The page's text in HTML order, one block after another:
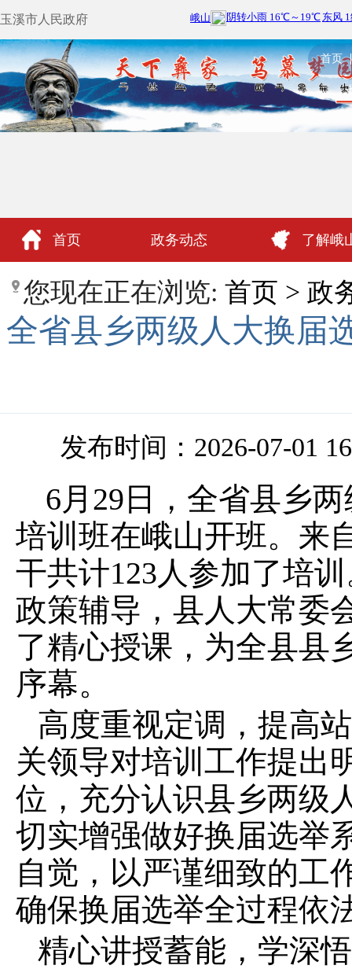
玉溪市人民政府
首页
首页 政务动态 了解峨
政民互动
您现在正在浏览: 首页 > 政
全省县乡两级人大换届
发布时间：2026-07-01
6月29日，全省县乡
培训班在峨山开班。来
干共计123人参加了培
政策辅导，县人大常委
了精心授课，为全县县
序幕。
高度重视定调，提高
关领导对培训工作提出
位，充分认识县乡两级
切实增强做好换届选举
自觉，以严谨细致的工
确保换届选举全过程依
精心讲授蓄能，学深